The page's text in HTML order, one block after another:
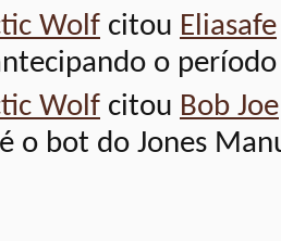
Wolf citou Eliasafe
o
Wolf citou Bob Joe
o bot do Jones